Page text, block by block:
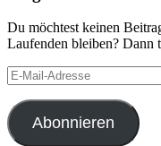
Du möchtest keinen
Laufenden bleiben? Dann
E-
Mail-
Adresse
Abonnieren